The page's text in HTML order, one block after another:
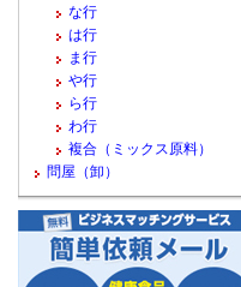
な行
は行
ま行
や行
ら行
わ行
複合（ミックス原料）
問屋（卸）